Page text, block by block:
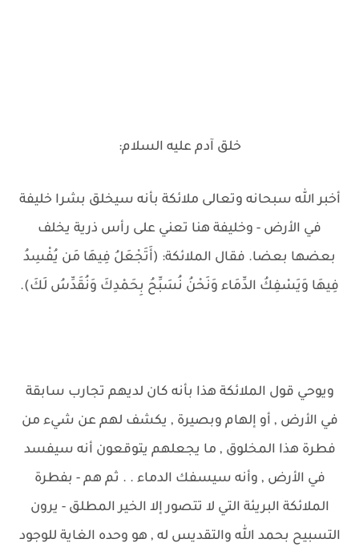
خلق آدم عليه السلام:
أخبر الله سبحانه وتعالى ملائكة بأنه سيخلق بشرا خليفة
في الأرض - وخليفة هنا تعني على رأس ذرية يخلف
بعضها بعضا. فقال الملائكة: (أَتَجْعَلُ فِيهَا مَن يُفْسِدُ
فِيهَا وَيَسْفِكُ الدِّمَاء وَنَحْنُ نُسَبِّحُ بِحَمْدِكَ وَنُقَدِّسُ لَكَ).
ويوحي قول الملائكة هذا بأنه كان لديهم تجارب سابقة
في الأرض , أو إلهام وبصيرة , يكشف لهم عن شيء من
فطرة هذا المخلوق , ما يجعلهم يتوقعون أنه سيفسد
في الأرض , وأنه سيسفك الدماء . . ثم هم - بفطرة
الملائكة البريئة التي لا تتصور إلا الخير المطلق - يرون
التسبيح بحمد الله والتقديس له , هو وحده الغاية للوجود